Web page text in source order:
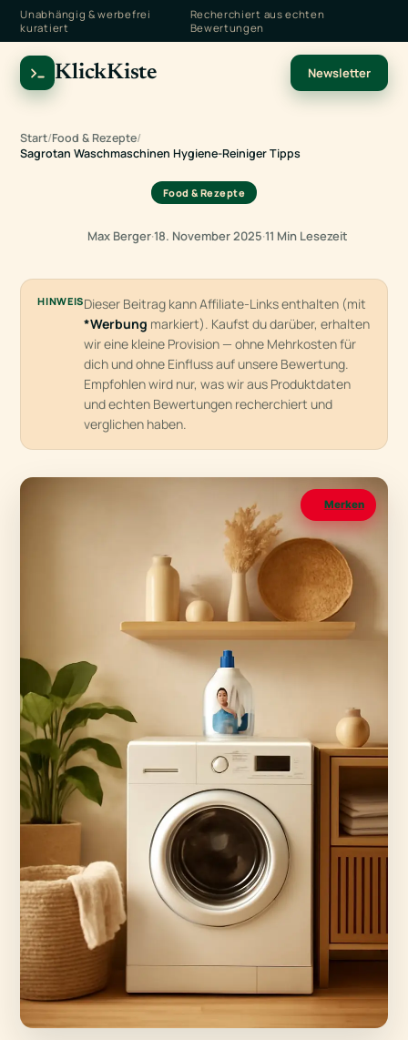
Unabhängig & werbefrei
kuratiert
Recherchiert aus echten
Bewertungen
KlickKiste Newsletter
Start/Food & Rezepte/
Sagrotan Waschmaschinen Hygiene-Reiniger Tipps
Food & Rezepte
Max Berger·18. November 2025·11 Min Lesezeit
HINWEISDieser Beitrag kann Affiliate-Links enthalten (mit
*Werbung markiert). Kaufst du darüber, erhalten
wir eine kleine Provision — ohne Mehrkosten für
dich und ohne Einfluss auf unsere Bewertung.
Empfohlen wird nur, was wir aus Produktdaten
und echten Bewertungen recherchiert und
verglichen haben.
Merken